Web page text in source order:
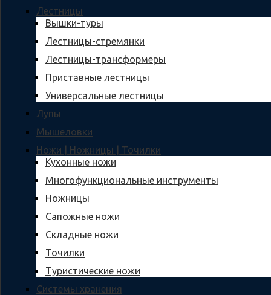
Лестницы
Вышки-туры
Лестницы-стремянки
Лестницы-трансформеры
Приставные лестницы
Универсальные лестницы
Лупы
Мышеловки
Ножи | Ножницы | Точилки
Кухонные ножи
Многофункциональные инструменты
Ножницы
Сапожные ножи
Складные ножи
Точилки
Туристические ножи
Системы хранения